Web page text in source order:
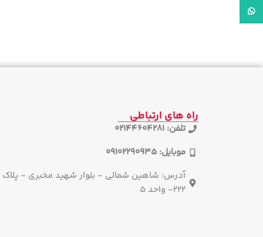
راه های ارتباطی
تلفن: 02144604281
موبایل: 09102290935
آدرس: شاهین شمالی - بلوار شهید مخبری - پلاک
222- واحد 5